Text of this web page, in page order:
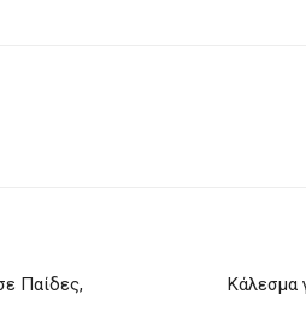
Παίδες,
Κάλεσμα